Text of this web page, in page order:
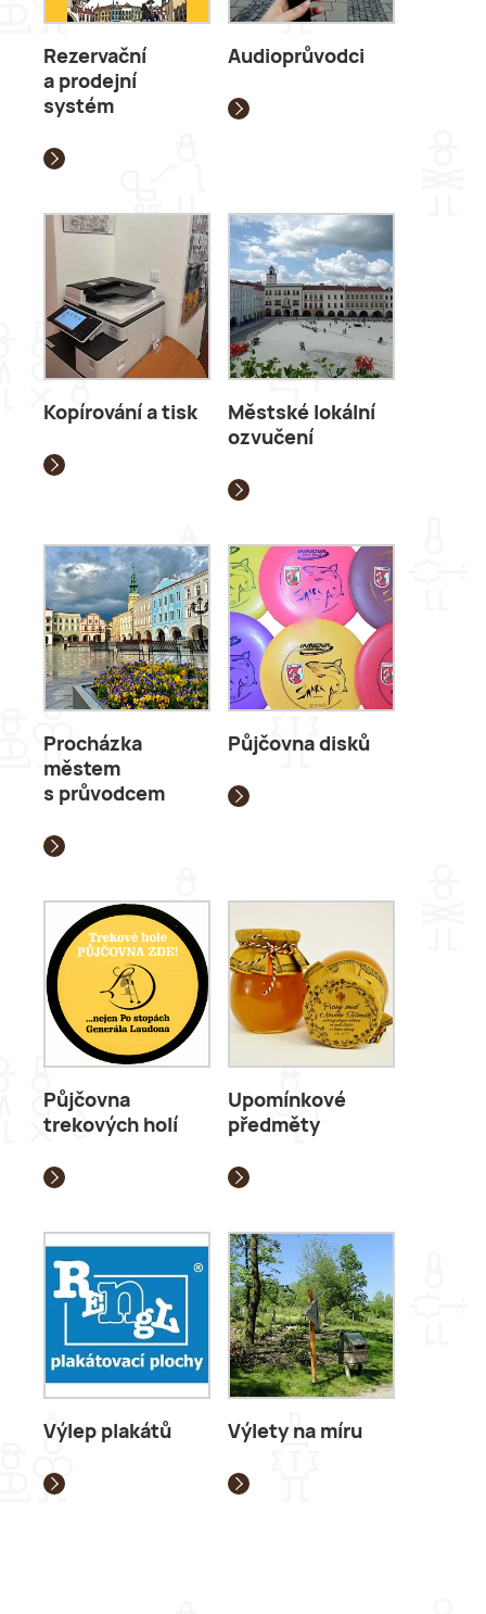
Rezervační
a prodejní
systém
Audioprůvodci
Kopírování a tisk
Městské lokální
ozvučení
Procházka
městem
s průvodcem
Půjčovna disků
Půjčovna
trekových holí
Upomínkové
předměty
Výlep plakátů Výlety na míru